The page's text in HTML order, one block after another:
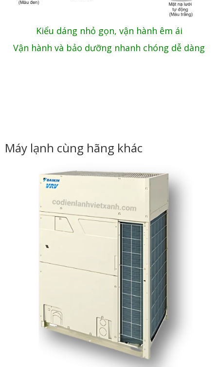
Kiểu dáng nhỏ gọn, vận hành êm ái
Vận hành và bảo dưỡng nhanh chóng dễ dàng
Máy lạnh cùng hãng khác